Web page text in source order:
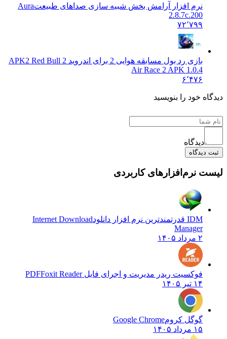
نرم افزار آرامش بخش شبیه سازی صداهای طبیعتAura
2.8.7c.200
۷۲٬۷۹۹
بازی رد بول مسابقه هوایی 2 برای اندروید 2 APK
2 Red Bull
Air Race 2 APK 1.0.4
خود را بنویسید
نرم‌افزارهای کاربردی
Internet Download
Manager
فوکسیت ریدر مدیریت و اجرای فایل PDFFoxit Reader
گوگل کروم Google Chrome